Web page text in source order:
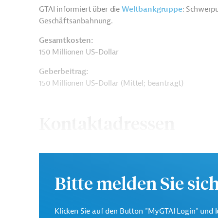
GTAI informiert über die Weltbankgruppe:
Geschäftsanbahnung.
Gesamtkosten:
150 Millionen US-Dollar
Geberbeitrag:
150 Millionen US-Dollar (Mittel; beantragt)
Weltbank
Die Weltbankgruppe
Bitte melden Sie
Klicken Sie auf den Button "MyGTAI Login" und